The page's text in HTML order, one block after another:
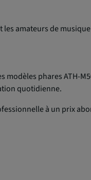
amateurs de
modèles phares
quotidienne.
à un prix